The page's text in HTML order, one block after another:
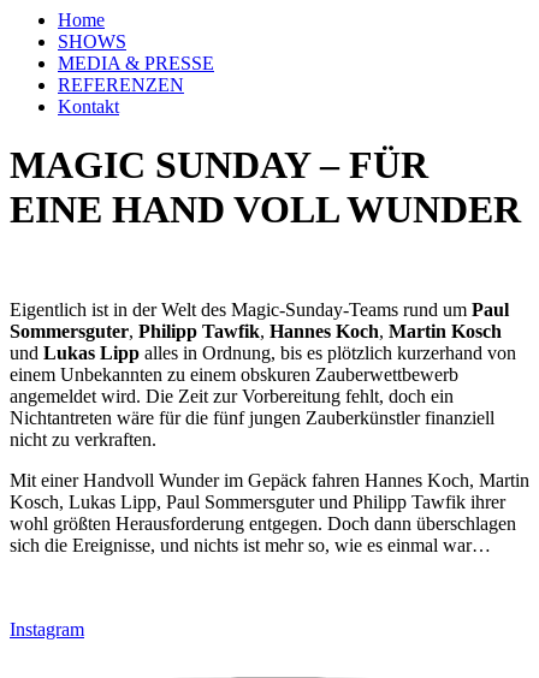
Home
SHOWS
MEDIA & PRESSE
REFERENZEN
Kontakt
MAGIC SUNDAY – FÜR
EINE HAND VOLL WUNDER
Eigentlich ist in der Welt des Magic-Sunday-Teams rund um Paul
Sommersguter, Philipp Tawfik, Hannes Koch, Martin Kosch
und Lukas Lipp alles in Ordnung, bis es plötzlich kurzerhand von
einem Unbekannten zu einem obskuren Zauberwettbewerb
angemeldet wird. Die Zeit zur Vorbereitung fehlt, doch ein
Nichtantreten wäre für die fünf jungen Zauberkünstler finanziell
nicht zu verkraften.
Mit einer Handvoll Wunder im Gepäck fahren Hannes Koch, Martin
Kosch, Lukas Lipp, Paul Sommersguter und Philipp Tawfik ihrer
wohl größten Herausforderung entgegen. Doch dann überschlagen
sich die Ereignisse, und nichts ist mehr so, wie es einmal war…
Instagram